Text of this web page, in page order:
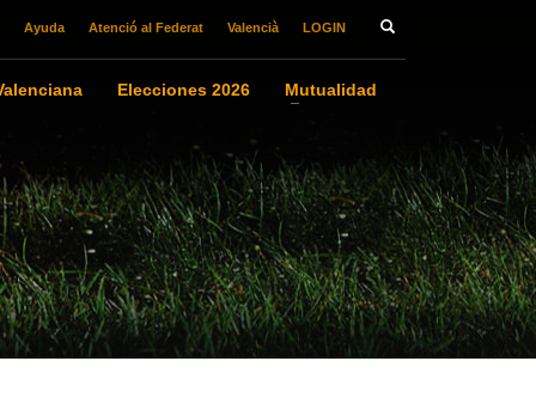
Ayuda Atenció al Federat Valencià LOGIN
Elecciones 2026
Mutualidad